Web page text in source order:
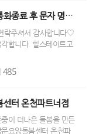
미래힐스테이트부동산 통화종료 후 문자 명함 자동으로 보내기
락주셔서 감사합니다♡
합니다. 힐스테이트고
485
센터 온천파트너점
이 더나은 돌봄을 만든
요양돌봄센터 온천파